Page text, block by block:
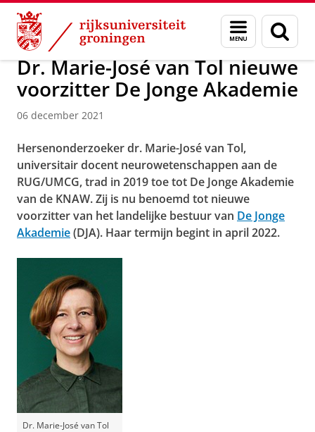
Skip
Content
Skip
Navigation
Menu
en
zoeken
Over ons Actueel Nieuws Nieuwsberichten
Dr. Marie-José van Tol nieuwe
voorzitter De Jonge Akademie
06 december 2021
Hersenonderzoeker dr. Marie-José van Tol,
universitair docent neurowetenschappen aan de
RUG/UMCG, trad in 2019 toe tot De Jonge Akademie
van de KNAW. Zij is nu benoemd tot nieuwe
voorzitter van het landelijke bestuur van De Jonge
Akademie(DJA). Haar termijn begint in april 2022.
Dr. Marie-José van Tol